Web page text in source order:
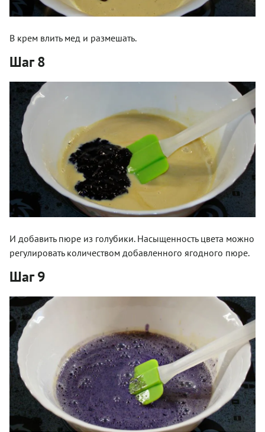
В крем влить мед и размешать.
Шаг 8
И добавить пюре из голубики. Насыщенность цвета можно
регулировать количеством добавленного ягодного пюре.
Шаг 9